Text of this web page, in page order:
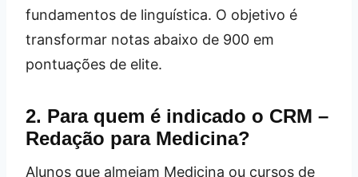
fundamentos de linguística. O objetivo é
transformar notas abaixo de 900 em
pontuações de elite.
2. Para quem é indicado o CRM –
Redação para Medicina?
Alunos que almejam Medicina ou cursos de